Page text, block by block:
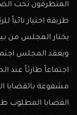
المتطرفون تحت
طريقة اختيار
يختار المجلس من
ويعقد المجلس
اجتماعاً طارئاً عند
مشفوعة بالقضايا
القضايا المطلوب